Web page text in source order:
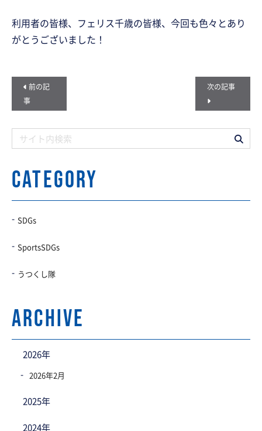
利用者の皆様、フェリス千歳の皆様、今回も色々とあり
がとうございました！
前の記
事
次の記事
CATEGORY
SDGs
SportsSDGs
うつくし隊
archive
2026年
2026年2月
2025年
2024年